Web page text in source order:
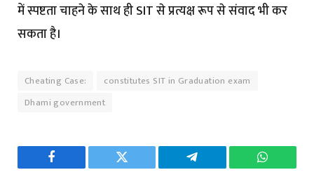
में स्पष्टता चाहने के साथ ही SIT से प्रत्यक्ष रूप से संवाद भी कर
सकता है।
Cheating Case:
constitutes SIT in Graduation exam
Dhami government
Facebook Twitter Telegram